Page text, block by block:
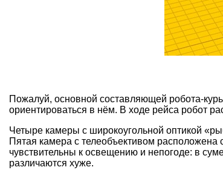
Пожалуй, основной составляющей робота-
ориентироваться в нём. В ходе рейса робот
Четыре камеры с широкоугольной оптикой
Пятая камера с телеобъективом
чувствительны к освещению и непогоде: в
различаются хуже.